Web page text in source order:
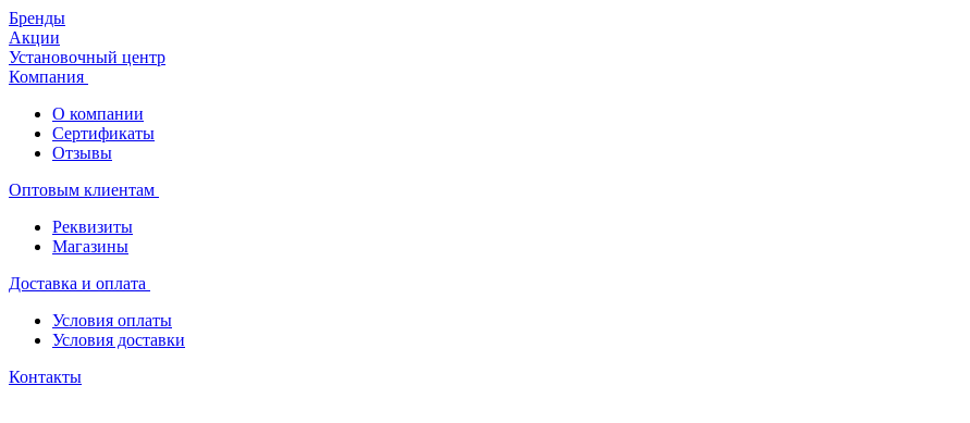
Бренды
Акции
Установочный центр
Компания
О компании
Сертификаты
Отзывы
Оптовым клиентам
Реквизиты
Магазины
Доставка и оплата
Условия оплаты
Условия доставки
Контакты